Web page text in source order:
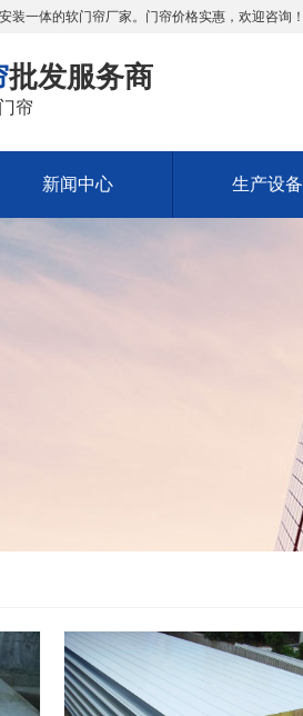
一体的软门帘厂家。门帘价格实惠，欢迎咨询！
批发服务商
帘
新闻中心 生产设备